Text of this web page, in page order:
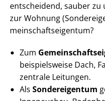
entscheidend, sauber
zur Wohnung
mein­schafts­ei­gen­tum?
Zum
beispielsweise Dach,
zentrale Leitungen.
Als Sondereigentum